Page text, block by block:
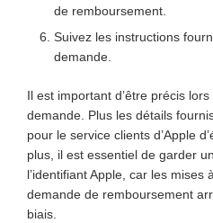
de remboursement.
Suivez les instructions
demande.
Il est important d’être précis
demande. Plus les détails
pour le service clients d’Apple
plus, il est essentiel de garder
l’identifiant Apple, car les mises
demande de remboursement
biais.